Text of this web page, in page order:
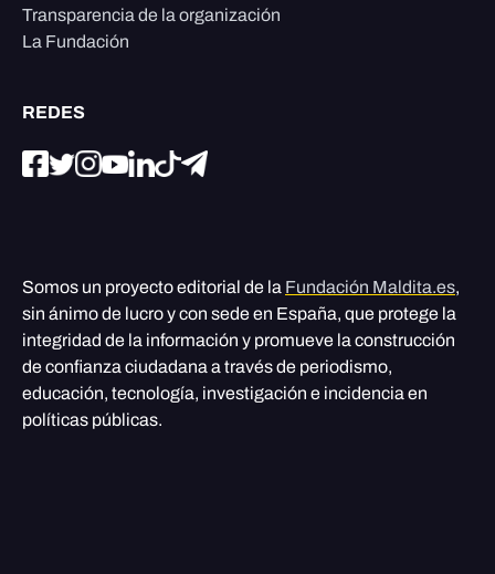
Transparencia de la organización
La Fundación
REDES
Somos un proyecto editorial de la Fundación Maldita.es,
sin ánimo de lucro y con sede en España, que protege la
integridad de la información y promueve la construcción
de confianza ciudadana a través de periodismo,
educación, tecnología, investigación e incidencia en
políticas públicas.